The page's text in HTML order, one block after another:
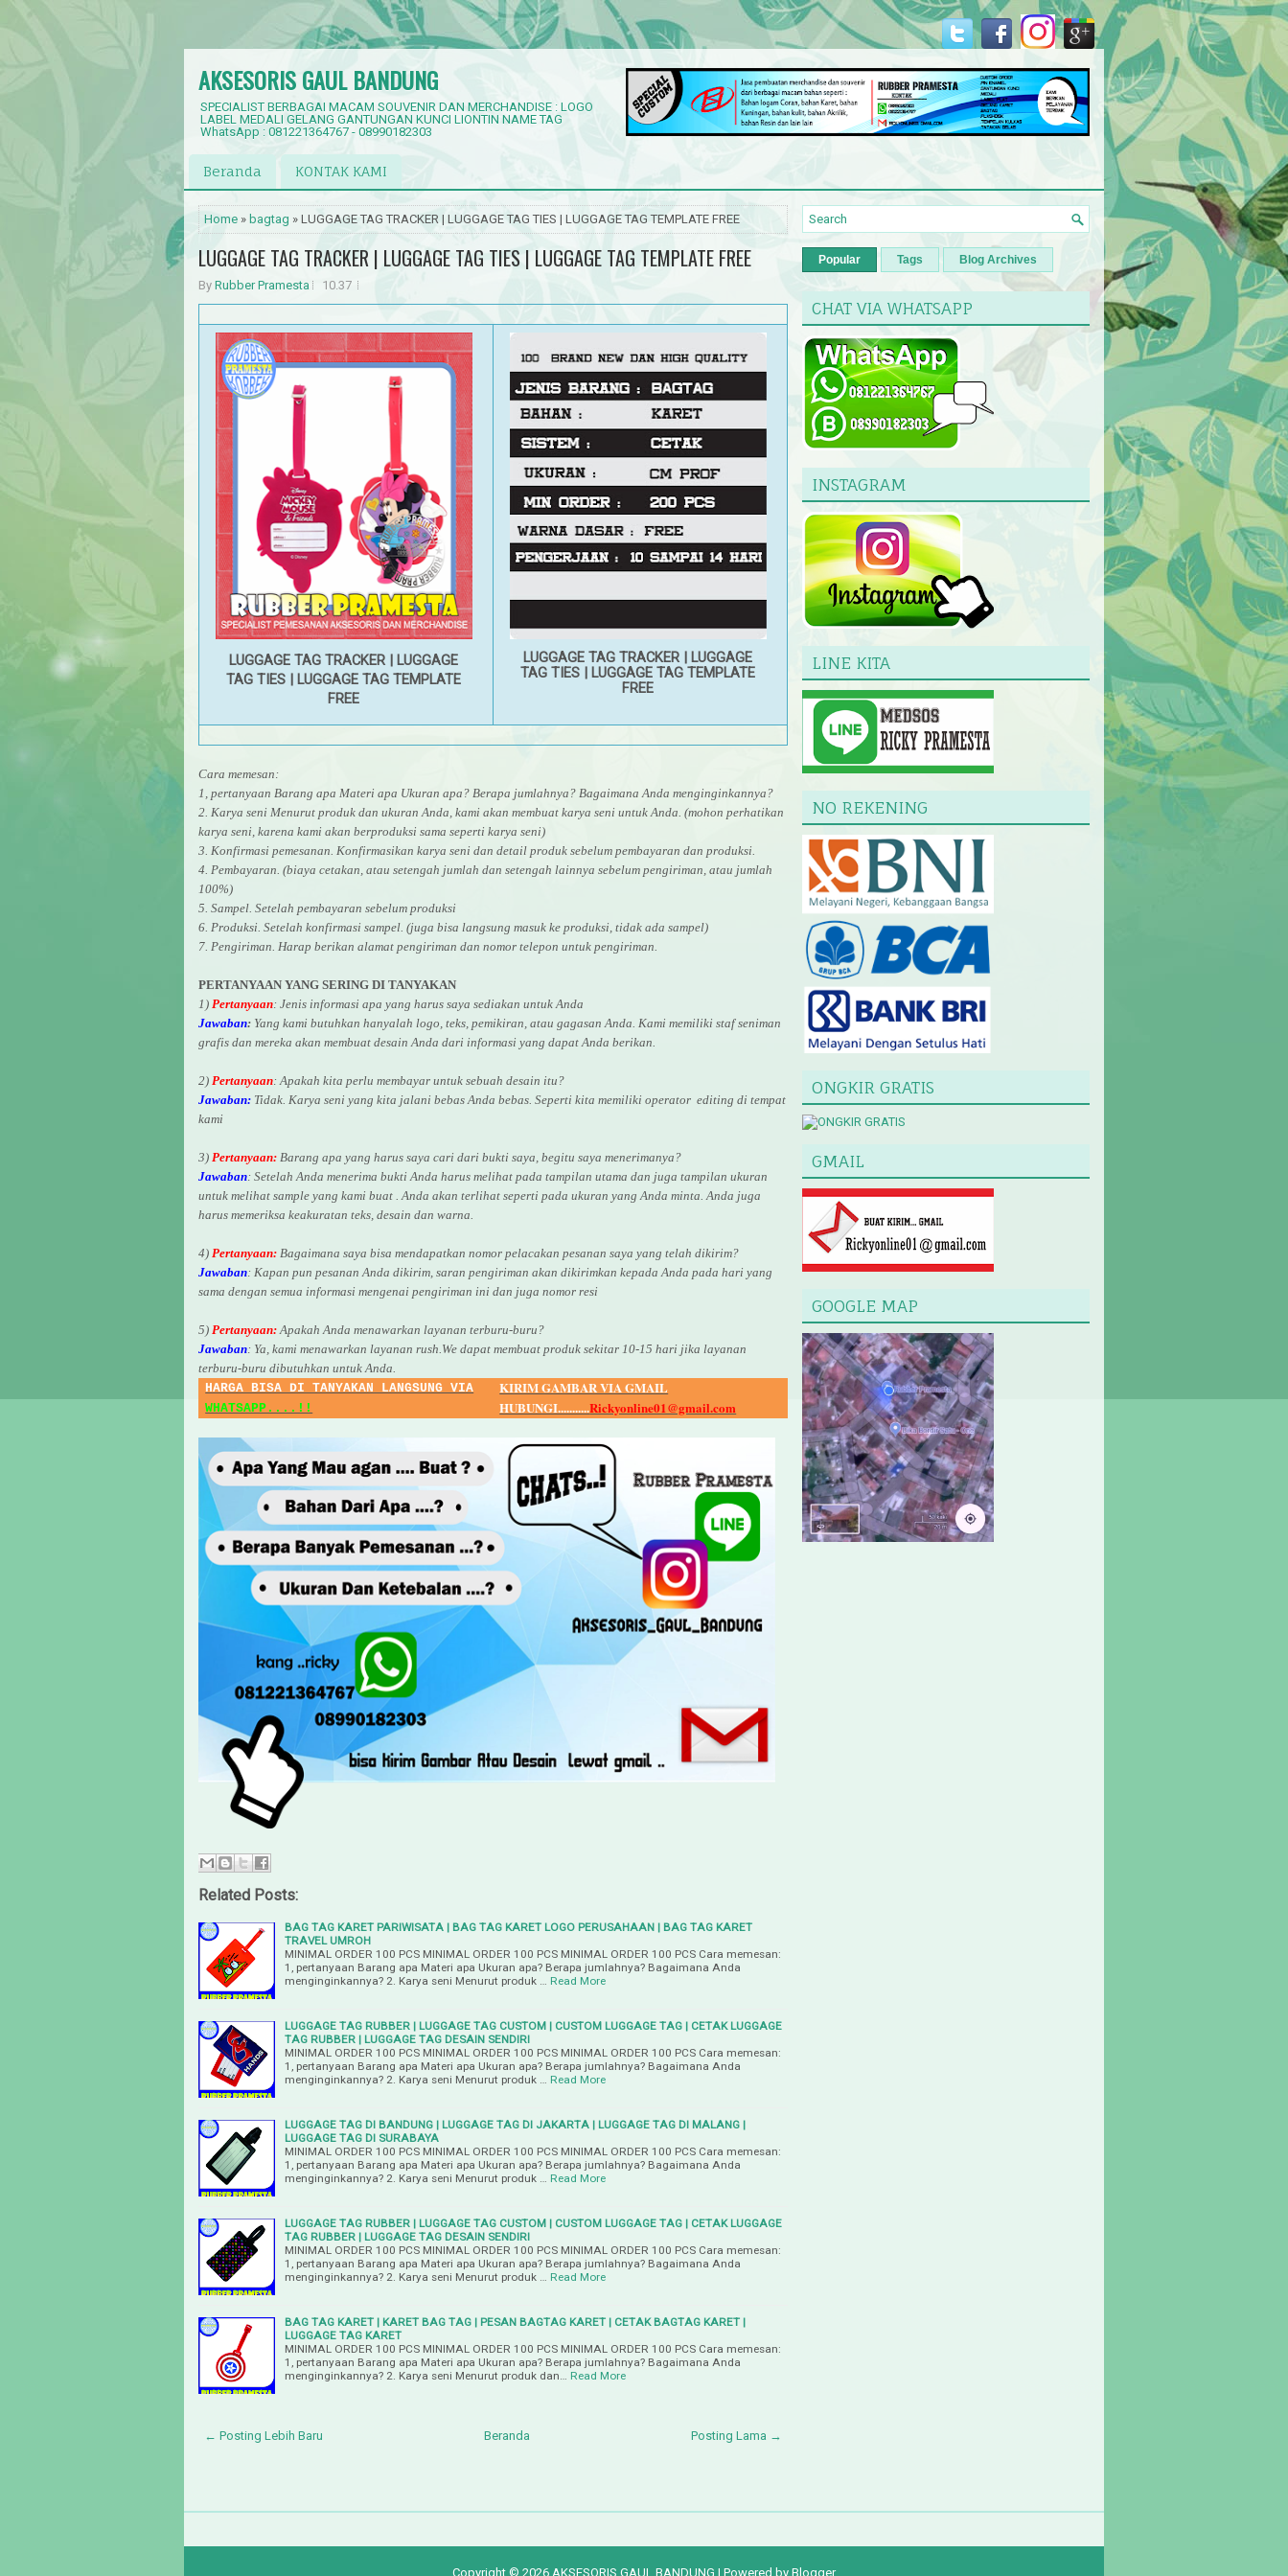
AKSESORIS GAUL BANDUNG
SPECIALIST BERBAGAI MACAM SOUVENIR DAN MERCHANDISE : LOGO
LABEL MEDALI GELANG GANTUNGAN KUNCI LIONTIN NAME TAG
WhatsApp : 081221364767 - 08990182303
Beranda KONTAK KAMI
Home » bagtag » LUGGAGE TAG TRACKER | LUGGAGE TAG TIES | LUGGAGE TAG TEMPLATE FREE
LUGGAGE TAG TRACKER | LUGGAGE TAG TIES | LUGGAGE TAG TEMPLATE FREE
By Rubber Pramesta 10.37
LUGGAGE TAG TRACKER | LUGGAGE
TAG TIES | LUGGAGE TAG TEMPLATE
FREE
LUGGAGE TAG TRACKER | LUGGAGE
TAG TIES | LUGGAGE TAG TEMPLATE
FREE
Cara memesan:
1, pertanyaan Barang apa Materi apa Ukuran apa? Berapa jumlahnya? Bagaimana Anda menginginkannya?
2. Karya seni Menurut produk dan ukuran Anda, kami akan membuat karya seni untuk Anda. (mohon perhatikan
karya seni, karena kami akan berproduksi sama seperti karya seni)
3. Konfirmasi pemesanan. Konfirmasikan karya seni dan detail produk sebelum pembayaran dan produksi.
4. Pembayaran. (biaya cetakan, atau setengah jumlah dan setengah lainnya sebelum pengiriman, atau jumlah
100%)
5. Sampel. Setelah pembayaran sebelum produksi
6. Produksi. Setelah konfirmasi sampel. (juga bisa langsung masuk ke produksi, tidak ada sampel)
7. Pengiriman. Harap berikan alamat pengiriman dan nomor telepon untuk pengiriman.
PERTANYAAN YANG SERING DI TANYAKAN
1) Pertanyaan: Jenis informasi apa yang harus saya sediakan untuk Anda
Jawaban: Yang kami butuhkan hanyalah logo, teks, pemikiran, atau gagasan Anda. Kami memiliki staf seniman
grafis dan mereka akan membuat desain Anda dari informasi yang dapat Anda berikan.
2) Pertanyaan: Apakah kita perlu membayar untuk sebuah desain itu?
Jawaban: Tidak. Karya seni yang kita jalani bebas Anda bebas. Seperti kita memiliki operator editing di tempat
kami
3) Pertanyaan: Barang apa yang harus saya cari dari bukti saya, begitu saya menerimanya?
Jawaban: Setelah Anda menerima bukti Anda harus melihat pada tampilan utama dan juga tampilan ukuran
untuk melihat sample yang kami buat . Anda akan terlihat seperti pada ukuran yang Anda minta. Anda juga
harus memeriksa keakuratan teks, desain dan warna.
4) Pertanyaan: Bagaimana saya bisa mendapatkan nomor pelacakan pesanan saya yang telah dikirim?
Jawaban: Kapan pun pesanan Anda dikirim, saran pengiriman akan dikirimkan kepada Anda pada hari yang
sama dengan semua informasi mengenai pengiriman ini dan juga nomor resi
5) Pertanyaan:Apakah Anda menawarkan layanan terburu-buru?
Jawaban: Ya, kami menawarkan layanan rush.We dapat membuat produk sekitar 10-15 hari jika layanan
terburu-buru dibutuhkan untuk Anda.
HARGA BISA DI TANYAKAN LANGSUNG VIA
WHATSAPP....!!
KIRIM GAMBAR VIA GMAIL
HUBUNGI...........Rickyonline01@gmail.com
Related Posts:
BAG TAG KARET PARIWISATA | BAG TAG KARET LOGO PERUSAHAAN | BAG TAG KARET
TRAVEL UMROH
MINIMAL ORDER 100 PCS MINIMAL ORDER 100 PCS MINIMAL ORDER 100 PCS Cara memesan:
1, pertanyaan Barang apa Materi apa Ukuran apa? Berapa jumlahnya? Bagaimana Anda
menginginkannya? 2. Karya seni Menurut produk …
Read More
LUGGAGE TAG RUBBER | LUGGAGE TAG CUSTOM | CUSTOM LUGGAGE TAG | CETAK LUGGAGE
TAG RUBBER | LUGGAGE TAG DESAIN SENDIRI
MINIMAL ORDER 100 PCS MINIMAL ORDER 100 PCS MINIMAL ORDER 100 PCS Cara memesan:
1, pertanyaan Barang apa Materi apa Ukuran apa? Berapa jumlahnya? Bagaimana Anda
menginginkannya? 2. Karya seni Menurut produk …
Read More
LUGGAGE TAG DI BANDUNG | LUGGAGE TAG DI JAKARTA | LUGGAGE TAG DI MALANG |
LUGGAGE TAG DI SURABAYA
MINIMAL ORDER 100 PCS MINIMAL ORDER 100 PCS MINIMAL ORDER 100 PCS Cara memesan:
1, pertanyaan Barang apa Materi apa Ukuran apa? Berapa jumlahnya? Bagaimana Anda
menginginkannya? 2. Karya seni Menurut produk …
Read More
LUGGAGE TAG RUBBER | LUGGAGE TAG CUSTOM | CUSTOM LUGGAGE TAG | CETAK LUGGAGE
TAG RUBBER | LUGGAGE TAG DESAIN SENDIRI
MINIMAL ORDER 100 PCS MINIMAL ORDER 100 PCS MINIMAL ORDER 100 PCS Cara memesan:
1, pertanyaan Barang apa Materi apa Ukuran apa? Berapa jumlahnya? Bagaimana Anda
menginginkannya? 2. Karya seni Menurut produk …
Read More
BAG TAG KARET | KARET BAG TAG | PESAN BAGTAG KARET | CETAK BAGTAG KARET |
LUGGAGE TAG KARET
MINIMAL ORDER 100 PCS MINIMAL ORDER 100 PCS MINIMAL ORDER 100 PCS Cara memesan:
1, pertanyaan Barang apa Materi apa Ukuran apa? Berapa jumlahnya? Bagaimana Anda
menginginkannya? 2. Karya seni Menurut produk dan…
Read More
← Posting Lebih Baru Posting Lama →
Beranda
Popular Tags Blog Archives
CHAT VIA WHATSAPP
INSTAGRAM
LINE KITA
NO REKENING
ONGKIR GRATIS
GMAIL
GOOGLE MAP
Copyright © 2026 AKSESORIS GAUL BANDUNG | Powered by Blogger